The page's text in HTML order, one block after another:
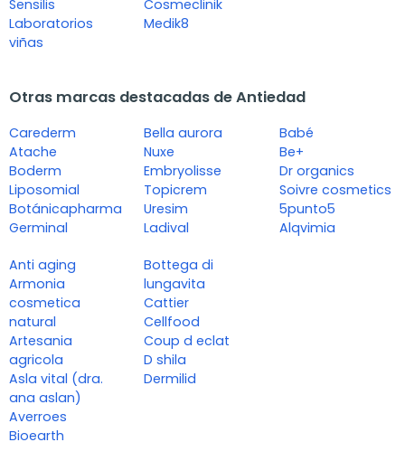
Sensilis
Laboratorios
viñas
Cosmeclinik
Medik8
Otras marcas destacadas de Antiedad
Carederm
Atache
Boderm
Liposomial
Botánicapharma
Germinal
Bella aurora
Nuxe
Embryolisse
Topicrem
Uresim
Ladival
Babé
Be+
Dr organics
Soivre cosmetics
5punto5
Alqvimia
Anti aging
Armonia
cosmetica
natural
Artesania
agricola
Asla vital (dra.
ana aslan)
Averroes
Bioearth
Bottega di
lungavita
Cattier
Cellfood
Coup d eclat
D shila
Dermilid